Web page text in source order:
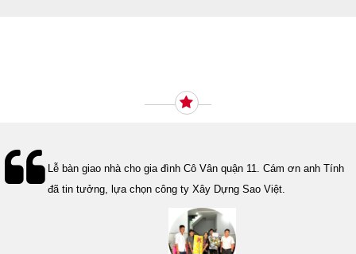
Lễ bàn giao nhà cho gia đình Cô Vân quận 11. Cám ơn anh Tính
đã tin tưởng, lựa chọn công ty Xây Dựng Sao Việt.